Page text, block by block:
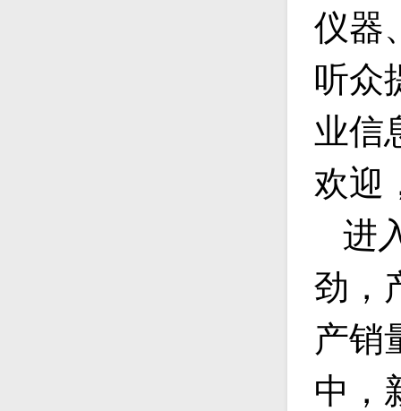
仪器
听众
业信
欢迎
进
劲，
产销
中，